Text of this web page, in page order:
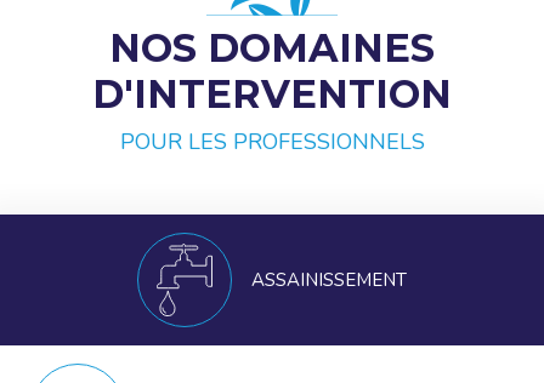
NOS DOMAINES
D'INTERVENTION
POUR LES PROFESSIONNELS
ASSAINISSEMENT